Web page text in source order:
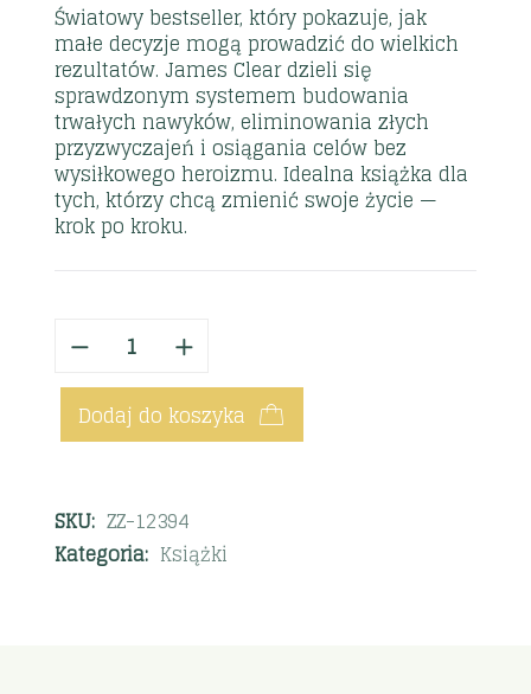
Światowy bestseller, który pokazuje, jak
małe decyzje mogą prowadzić do wielkich
rezultatów. James Clear dzieli się
sprawdzonym systemem budowania
trwałych nawyków, eliminowania złych
przyzwyczajeń i osiągania celów bez
wysiłkowego heroizmu. Idealna książka dla
tych, którzy chcą zmienić swoje życie —
krok po kroku.
Dodaj do koszyka
SKU: ZZ-12394
Kategoria: Książki